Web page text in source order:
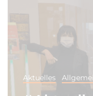
Aktuelles